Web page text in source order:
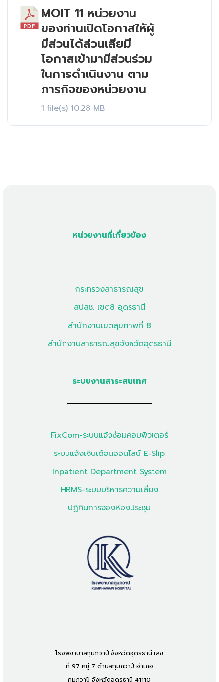
MOIT 11 หน่วยงาน
ของท่านเปิดโอกาสให้ผู้
มีส่วนได้ส่วนเสียมี
โอกาสเข้ามามีส่วนร่วม
ในการดำเนินงาน ตาม
ภารกิจของหน่วยงาน
1 file(s) 10.28 MB
หน่วยงานที่เกี่ยวข้อง
กระทรวงสาธารณสุข
สปสช. เขต8 อุดรธานี
สำนักงานเขตสุขภาพที่ 8
สำนักงานสาธารณสุขจังหวัดอุดรธานี
ระบบงานสาระสนเทศ
FixCom-ระบบแจ้งซ่อมคอมพิวเตอร์
ระบบแจ้งเงินเดือนออนไลน์ E-Slip
Inpatient Department System
HRMS-ระบบบริหารความเสี่ยง
ปฏิทินการจองห้องประชุม
โรงพยาบาลกุมภวาปี จังหวัดอุดรธานี เลข
ที่ 97 หมู่ 7 ตำบลกุมภวาปี อำเภอ
กุมภวาปี จังหวัดอุดรธานี 41110